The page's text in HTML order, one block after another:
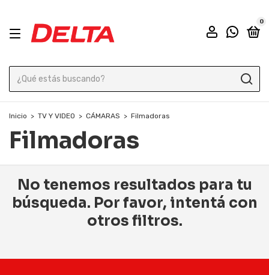
0
Inicio > TV Y VIDEO > CÁMARAS > Filmadoras
Filmadoras
No tenemos resultados para tu
búsqueda. Por favor, intentá con
otros filtros.